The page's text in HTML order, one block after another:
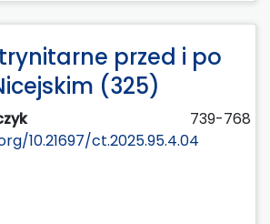
przed i po
(325)
739-768
10.21697/ct.2025.95.4.04